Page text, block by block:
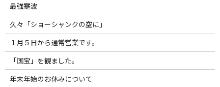
最強寒波
久々「ショーシャンクの空に」
１月５日から通常営業です。
「国宝」を観ました。
年末年始のお休みについて